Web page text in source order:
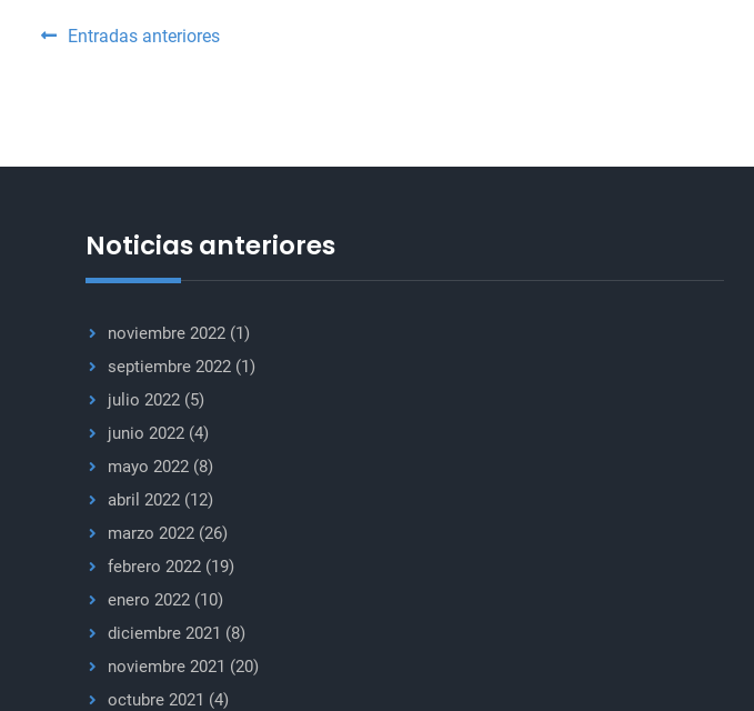
Navegación
Entradas anteriores
Noticias anteriores
noviembre 2022 (1)
septiembre 2022 (1)
julio 2022 (5)
junio 2022 (4)
mayo 2022 (8)
abril 2022 (12)
marzo 2022 (26)
febrero 2022 (19)
enero 2022 (10)
diciembre 2021 (8)
noviembre 2021 (20)
octubre 2021 (4)